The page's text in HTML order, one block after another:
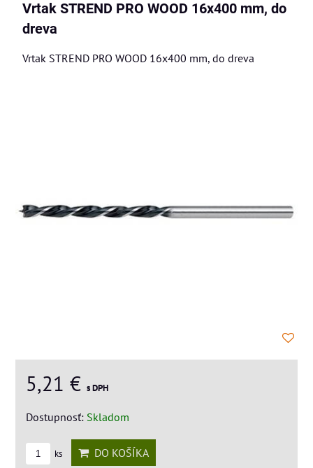
Vrtak STREND PRO WOOD 16x400 mm, do
dreva
Vrtak STREND PRO WOOD 16x400 mm, do dreva
5,21 € s DPH
Dostupnosť: Skladom
ks DO KOŠÍKA